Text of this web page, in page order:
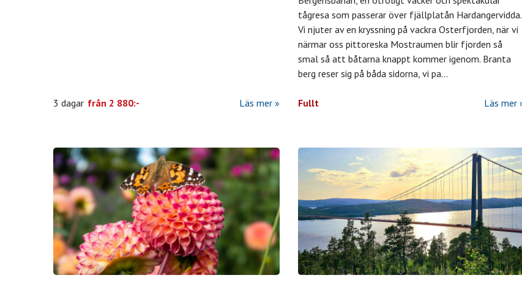
3 dagar från 2 880:- Läs mer
tågresa som passerar över fjällplatån Hardangervidda.
Vi njuter av en kryssning på vackra Osterfjorden, när vi
närmar oss pittoreska Mostraumen blir fjorden så
smal så att båtarna knappt kommer igenom. Branta
berg reser sig på båda sidorna, vi pa...
Fullt Läs mer